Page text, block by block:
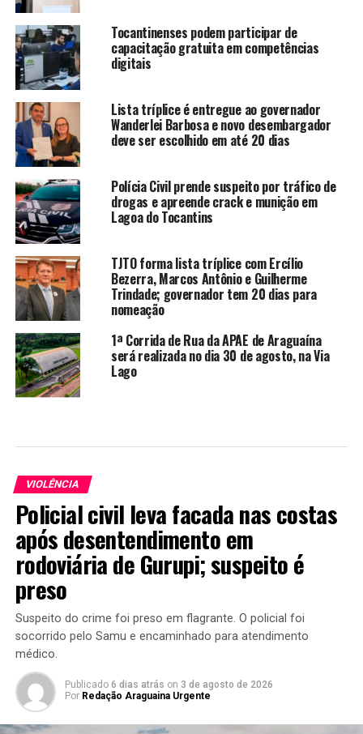
Tocantinenses podem participar de
capacitação gratuita em competências
digitais
Lista tríplice é entregue ao governador
Wanderlei Barbosa e novo desembargador
deve ser escolhido em até 20 dias
Polícia Civil prende suspeito por tráfico de
drogas e apreende crack e munição em
Lagoa do Tocantins
TJTO forma lista tríplice com Ercílio
Bezerra, Marcos Antônio e Guilherme
Trindade; governador tem 20 dias para
nomeação
1ª Corrida de Rua da APAE de Araguaína
será realizada no dia 30 de agosto, na Via
Lago
VIOLÊNCIA
Policial civil leva facada nas costas
após desentendimento em
rodoviária de Gurupi; suspeito é
preso
Suspeito do crime foi preso em flagrante. O policial foi
socorrido pelo Samu e encaminhado para atendimento
médico.
Publicado 6 dias atrás on 3 de agosto de 2026
Por Redação Araguaina Urgente